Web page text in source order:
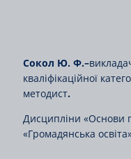
Сокол Ю. Ф.–
кваліфікаційної
методист.
Дисципліни «Основи
«Громадянська